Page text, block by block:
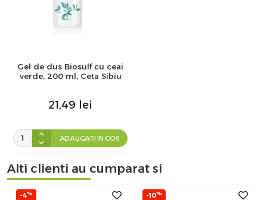
Gel de dus Biosulf cu ceai
verde, 200 ml, Ceta Sibiu
21,49 lei
ADAUGATI IN COS
Alti clienti au cumparat si
-4% -10%